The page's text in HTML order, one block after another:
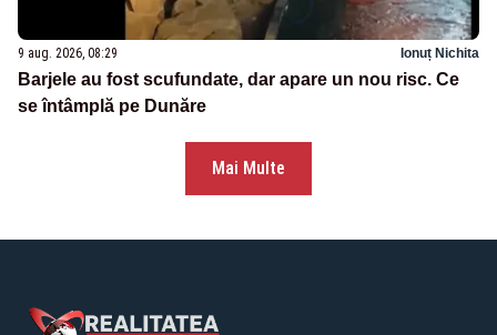
9 aug. 2026, 08:29 Ionuț Nichita
Barjele au fost scufundate, dar apare un nou risc. Ce
se întâmplă pe Dunăre
Mai Multe